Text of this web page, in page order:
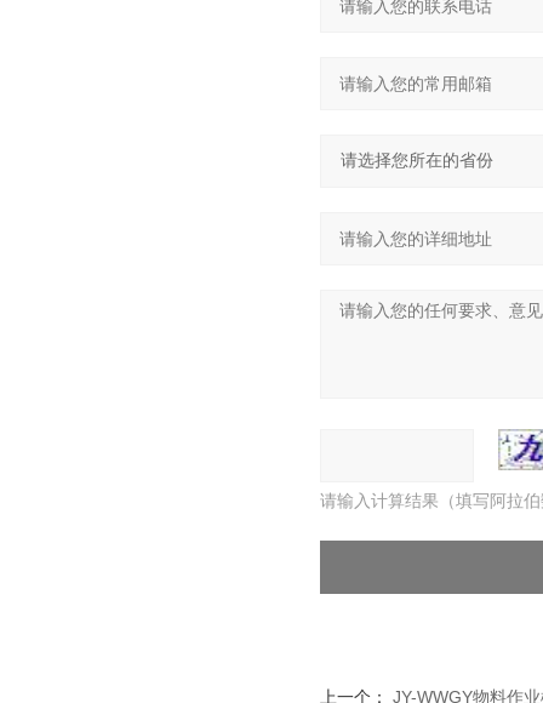
请输入计算结果（填写阿拉
上一个： JY-WWGY物料作